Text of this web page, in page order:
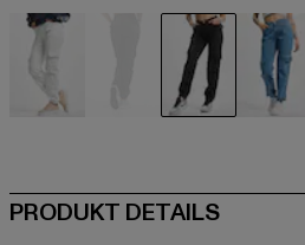
PRODUKT DETAILS